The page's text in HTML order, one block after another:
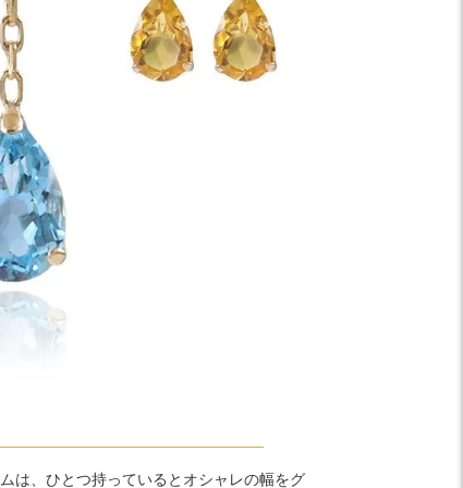
は、ひとつ持っているとオシャレの幅をグ